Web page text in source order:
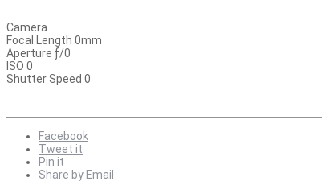
Camera
Focal Length 0mm
Aperture ƒ/0
ISO 0
Shutter Speed 0
Facebook
Tweet it
Pin it
Share by Email